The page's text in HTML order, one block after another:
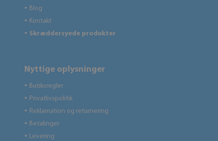
● Blog
● Kontakt
● Skræddersyede produkter
Nyttige oplysninger
● Butiksregler
● Privatlivspolitik
● Reklamation og returnering
● Betalinger
● Levering